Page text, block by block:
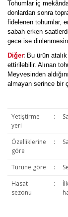
Tohumlar iç
donlardan sonra
fidelenen tohumlar,
sabah erken
gece ise
Diğer: Bu ürün
ettirilebilir. Alınan
Meyvesinden
almayan serince bir
Yetiştirme
yeri
:
Özelliklerine
göre
:
Türüne göre :
Hasat
sezonu
: